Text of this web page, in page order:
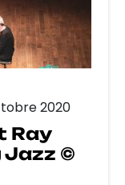
2020
Ray
Jazz ©